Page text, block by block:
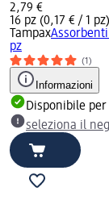
2,79 €
16 pz (0,17 € / 1 pz)
Tampax
pz
(1)
Informazioni
Disponibile
seleziona il